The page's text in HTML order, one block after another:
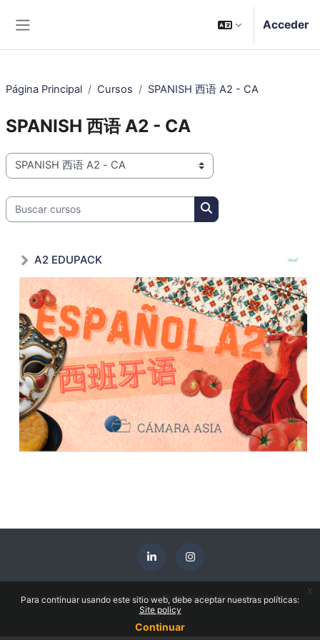
Acceder
Página Principal Cursos SPANISH 西语 A2 - CA
SPANISH 西语 A2 - CA
Categorías
Buscar cursos
Buscar cursos
A2 EDUPACK
Copyright © 2022 Designed bythemesalmond.com. All rights
reserved.
Para continuar usando este sitio web, debe aceptar nuestras políticas:
Site policy
Continuar
x